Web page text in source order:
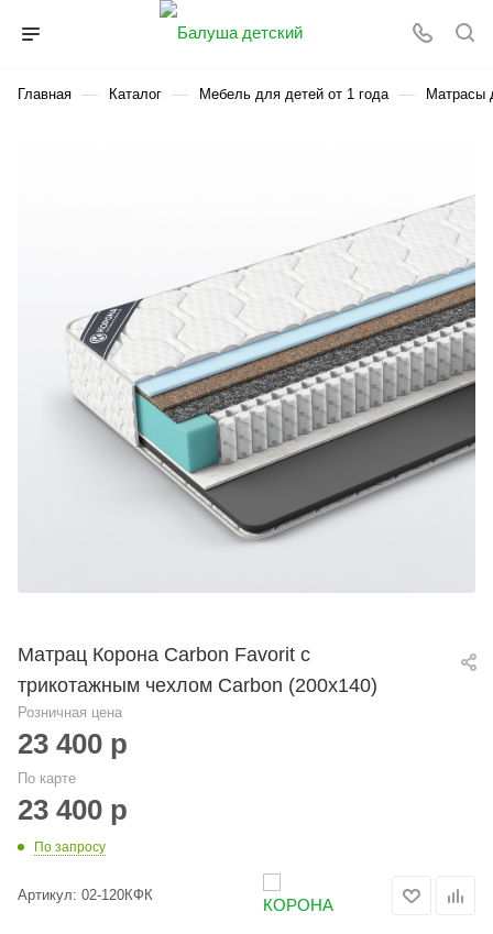
Главная — Каталог — Мебель для детей от 1 года — Матрасы
Матрац Корона Carbon Favorit с
трикотажным чехлом Carbon (200х140)
Розничная цена
23 400 р
По карте
23 400 р
По запросу
Артикул: 02-120КФК